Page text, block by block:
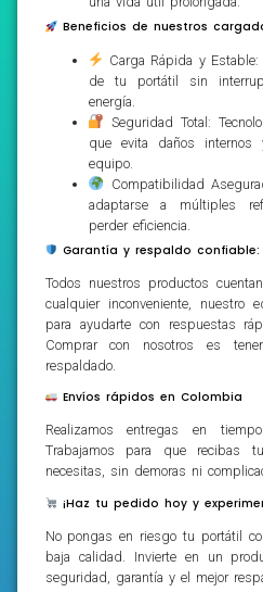
Beneficios de nuestros
Carga Rápida y
de tu portátil sin
energía.
Seguridad Total:
que evita daños
equipo.
Compatibilidad
adaptarse a múltiples
perder eficiencia.
Garantía y respaldo confiable:
Todos nuestros productos
cualquier inconveniente,
para ayudarte con respuestas
Comprar con nosotros es
respaldado.
Envíos rápidos en Colombia
Realizamos entregas en
Trabajamos para que recibas
necesitas, sin demoras ni
¡Haz tu pedido hoy y
No pongas en riesgo tu portátil
baja calidad. Invierte en un
seguridad, garantía y el mejor